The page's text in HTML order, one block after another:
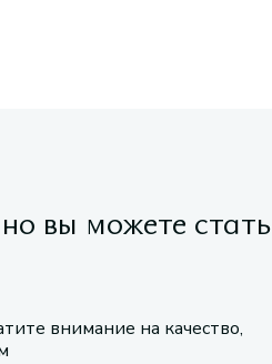
вы можете стать
внимание на качество,